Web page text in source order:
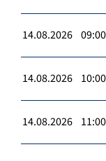
14.08.2026
14.08.2026
14.08.2026